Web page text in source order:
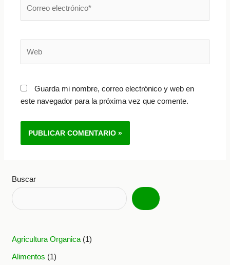
electrónico*
Guarda mi nombre, correo electrónico y web en
este navegador para la próxima vez que comente.
Buscar
Agricultura Organica (1)
Alimentos (1)